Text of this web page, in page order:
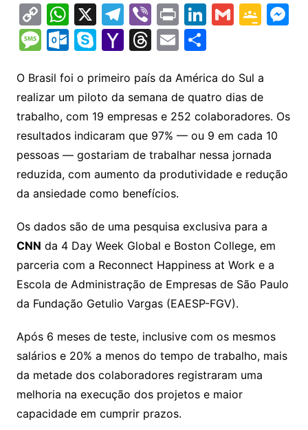
C
o
p
y
Li
n
k
W
h
at
s
A
p
p
X T
el
e
gr
a
m
Vi
b
er
Pr
in
t
Li
n
k
e
dI
n
G
l
G
gl
e
Cl
a
s
o
m
M
n
M
s
s
a
g
e
O
lo
o
k.
c
o
m
S
y
p
e
Y
h
o
o
M
ai
l
T
e
a
d
s
E
ai
l
S
ar
e
O Brasil foi o primeiro país da América do Sul a
realizar um piloto da semana de quatro dias de
trabalho, com 19 empresas e 252 colaboradores. Os
resultados indicaram que 97% — ou 9 em cada 10
pessoas — gostariam de trabalhar nessa jornada
reduzida, com aumento da produtividade e redução
da ansiedade como benefícios.
Os dados são de uma pesquisa exclusiva para a
CNN da 4 Day Week Global e Boston College, em
parceria com a Reconnect Happiness at Work e a
Escola de Administração de Empresas de São Paulo
da Fundação Getulio Vargas (EAESP-FGV).
Após 6 meses de teste, inclusive com os mesmos
salários e 20% a menos do tempo de trabalho, mais
da metade dos colaboradores registraram uma
melhoria na execução dos projetos e maior
capacidade em cumprir prazos.